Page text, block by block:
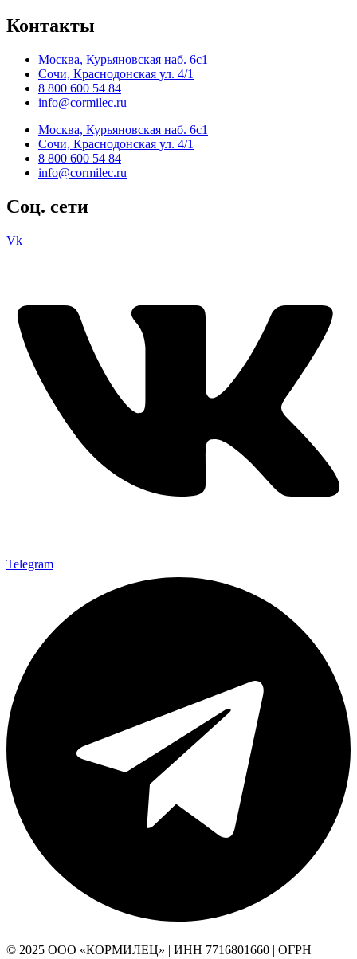
Контакты
Москва, Курьяновская наб. 6с1
Сочи, Краснодонская ул. 4/1
8 800 600 54 84
info@cormilec.ru
Москва, Курьяновская наб. 6с1
Сочи, Краснодонская ул. 4/1
8 800 600 54 84
info@cormilec.ru
Соц. сети
Vk
Telegram
© 2025 ООО «КОРМИЛЕЦ» | ИНН 7716801660 | ОГРН